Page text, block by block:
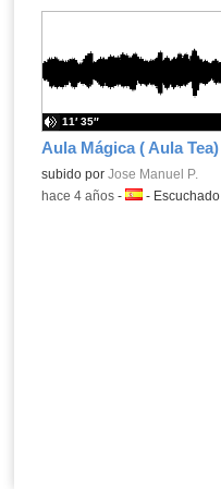
Contenido educativo.
subido por Jose Manuel P.
11′ 35″
-hace 4 años- Idioma:
- Escuchado